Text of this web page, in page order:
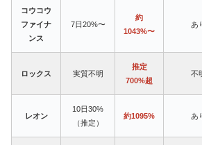
コウコウ
ファイナ
ンス
7日20%〜
約
1043%〜
あ
ロックス 実質不明
推定
700%超
不
レオン
10日30%
（推定）
約1095% あ